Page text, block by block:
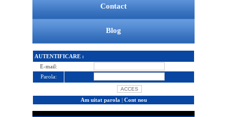
Contact
Blog
AUTENTIFICARE :
E-mail:
Parola:
Am uitat parola | Cont nou